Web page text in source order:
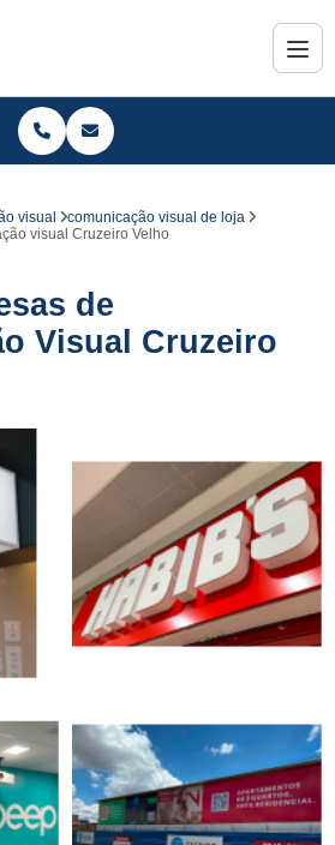
visual
comunicação visual de loja
visual Cruzeiro Velho
de
Visual Cruzeiro